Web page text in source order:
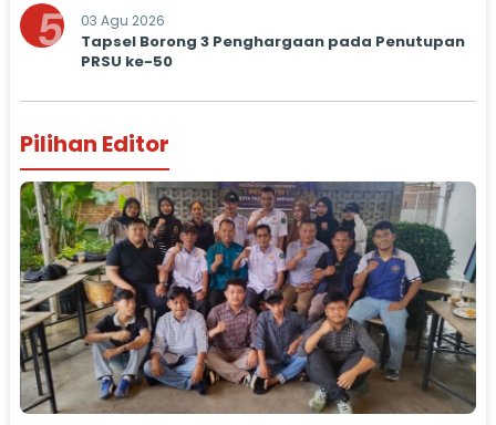
5 03 Agu 2026
Tapsel Borong 3 Penghargaan pada Penutupan
PRSU ke-50
Pilihan Editor